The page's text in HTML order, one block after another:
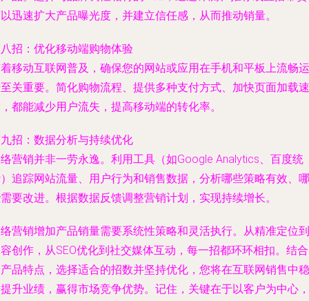
迅速扩大产品曝光度，并建立信任感，从而推动销量。
招：优化移动端购物体验
移动互联网普及，确保您的网站或应用在手机和平板上流畅运
关重要。简化购物流程、提供多种支付方式、加快页面加载速
都能减少用户流失，提高移动端的转化率。
招：数据分析与持续优化
营销并非一劳永逸。利用工具（如Google Analytics、百度统
追踪网站流量、用户行为和销售数据，分析哪些策略有效、哪
要改进。根据数据反馈调整营销计划，实现持续增长。
营销增加产品销量需要系统性策略和灵活执行。从精准定位到
创作，从SEO优化到社交媒体互动，每一招都环环相扣。结
品特点，选择适合的招数并坚持优化，您将在互联网销售中稳
升业绩，赢得市场竞争优势。记住，关键在于以客户为中心，